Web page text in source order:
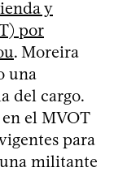
y
por
. Moreira
una
del cargo.
el MVOT
para
militante